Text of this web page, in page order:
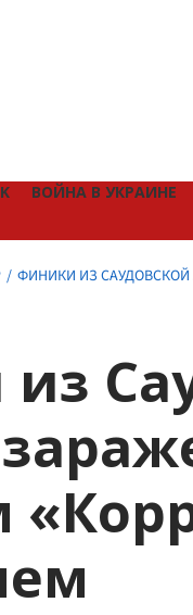
ВОЙНА В УКРАИНЕ
ФИНИКИ ИЗ САУДОВСКОЙ